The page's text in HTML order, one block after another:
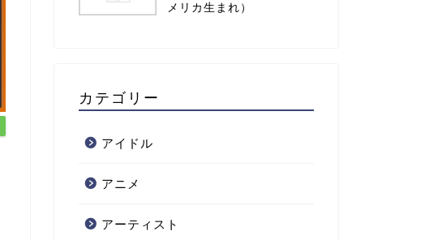
メリカ生まれ）
カテゴリー
アイドル
アニメ
アーティスト